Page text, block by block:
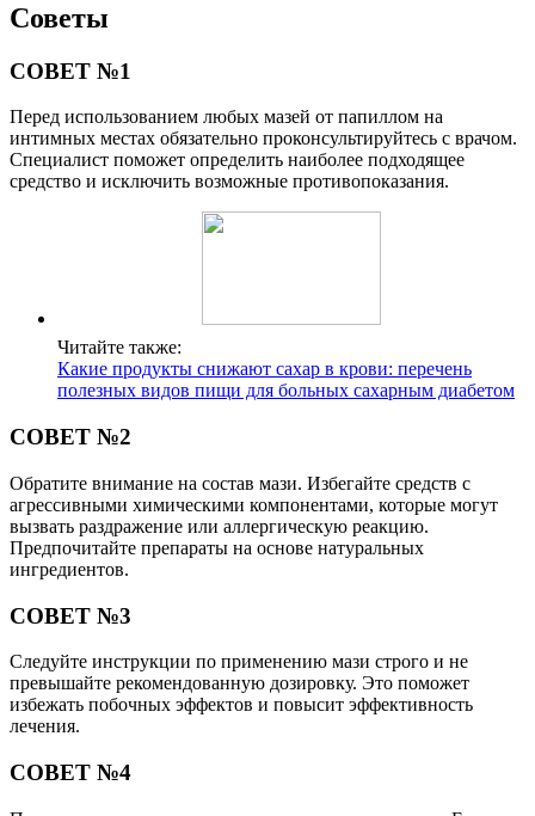
Советы
СОВЕТ №1
Перед использованием любых мазей от папиллом на
интимных местах обязательно проконсультируйтесь с врачом.
Специалист поможет определить наиболее подходящее
средство и исключить возможные противопоказания.
Читайте также:
Какие продукты снижают сахар в крови: перечень
полезных видов пищи для больных сахарным диабетом
СОВЕТ №2
Обратите внимание на состав мази. Избегайте средств с
агрессивными химическими компонентами, которые могут
вызвать раздражение или аллергическую реакцию.
Предпочитайте препараты на основе натуральных
ингредиентов.
СОВЕТ №3
Следуйте инструкции по применению мази строго и не
превышайте рекомендованную дозировку. Это поможет
избежать побочных эффектов и повысит эффективность
лечения.
СОВЕТ №4